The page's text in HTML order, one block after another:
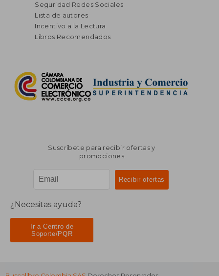
Seguridad Redes Sociales
Lista de autores
Incentivo a la Lectura
Libros Recomendados
Suscríbete para recibir ofertas y
promociones
¿Necesitas ayuda?
Ir a Centro de
Soporte/PQR